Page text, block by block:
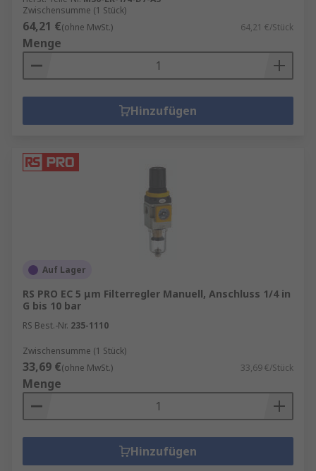
Zwischensumme (1 Stück)
64,21 €(ohne MwSt.) 64,21 €/Stück
Menge
Hinzufügen
Auf Lager
RS PRO EC 5 μm Filterregler Manuell, Anschluss 1/4 in
G bis 10 bar
RS Best.-Nr. 235-1110
Zwischensumme (1 Stück)
33,69 €(ohne MwSt.) 33,69 €/Stück
Menge
Hinzufügen